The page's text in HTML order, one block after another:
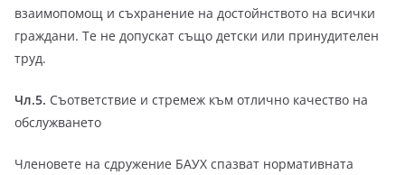
взаимопомощ и съхранение на достойнството на всички
граждани. Те не допускат също детски или принудителен
труд.
Чл.5. Съответствие и стремеж към отлично качество на
обслужването
Членовете на сдружение БАУХ спазват нормативната